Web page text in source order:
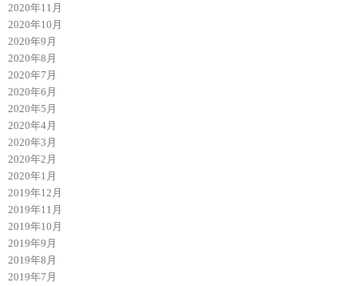
2020年11月
2020年10月
2020年9月
2020年8月
2020年7月
2020年6月
2020年5月
2020年4月
2020年3月
2020年2月
2020年1月
2019年12月
2019年11月
2019年10月
2019年9月
2019年8月
2019年7月